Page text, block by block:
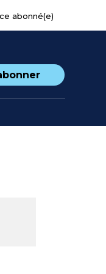
abonné(e)